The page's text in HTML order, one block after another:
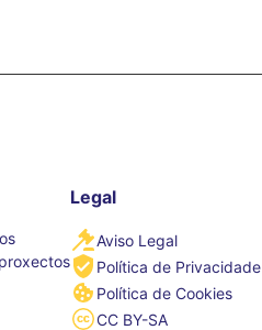
Legal
Aviso Legal
Política de Privacidade
Política de Cookies
CC BY-SA